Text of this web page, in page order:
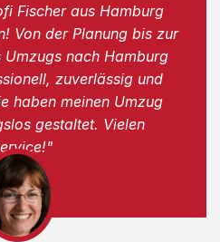
Fischer aus Hamburg
Von der Planung bis zur
Umzugs nach Hamburg
zuverlässig und
haben meinen Umzug
gestaltet. Vielen